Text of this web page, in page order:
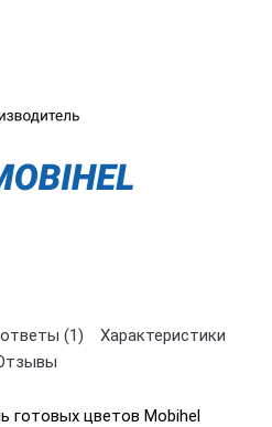
(1)
Характеристики
готовых цветов Mobihel